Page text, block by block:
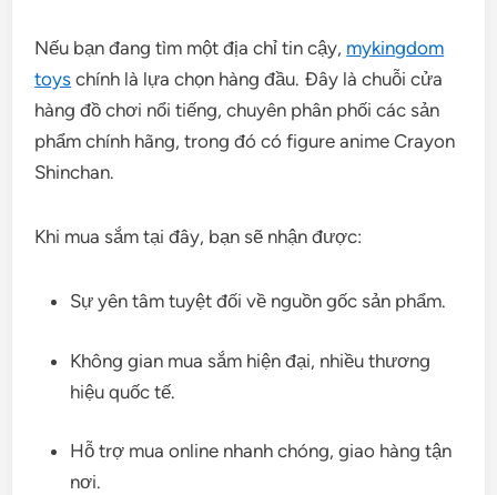
Nếu bạn đang tìm một địa chỉ tin cậy, mykingdom
toys chính là lựa chọn hàng đầu. Đây là chuỗi cửa
hàng đồ chơi nổi tiếng, chuyên phân phối các sản
phẩm chính hãng, trong đó có figure anime Crayon
Shinchan.
Khi mua sắm tại đây, bạn sẽ nhận được:
Sự yên tâm tuyệt đối về nguồn gốc sản phẩm.
Không gian mua sắm hiện đại, nhiều thương
hiệu quốc tế.
Hỗ trợ mua online nhanh chóng, giao hàng tận
nơi.